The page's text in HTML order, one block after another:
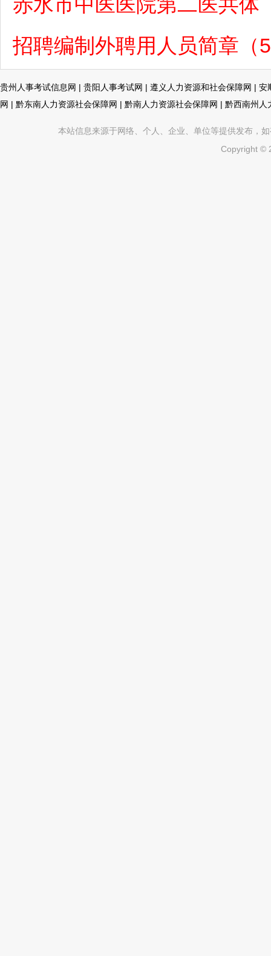
招聘编制外聘用人员简章（
贵州人事考试信息网 | 贵阳人事考试网 | 遵义人力资源和社会保障网 | 安
网 | 黔东南人力资源社会保障网 | 黔南人力资源社会保障网 | 黔西南州人
本站信息来源于网络、个人、企业、单位等提供发布，
Copyright ©